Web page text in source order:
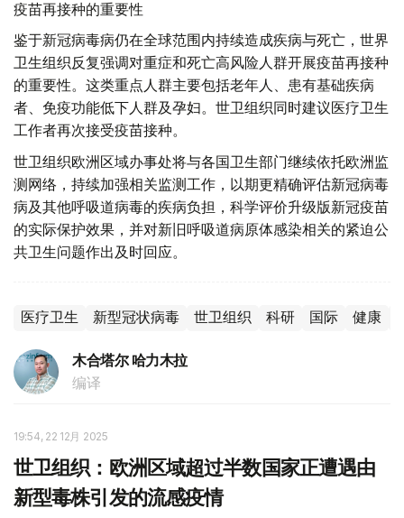
疫苗再接种的重要性
鉴于新冠病毒病仍在全球范围内持续造成疾病与死亡，世界
卫生组织反复强调对重症和死亡高风险人群开展疫苗再接种
的重要性。这类重点人群主要包括老年人、患有基础疾病
者、免疫功能低下人群及孕妇。世卫组织同时建议医疗卫生
工作者再次接受疫苗接种。
世卫组织欧洲区域办事处将与各国卫生部门继续依托欧洲监
测网络，持续加强相关监测工作，以期更精确评估新冠病毒
病及其他呼吸道病毒的疾病负担，科学评价升级版新冠疫苗
的实际保护效果，并对新旧呼吸道病原体感染相关的紧迫公
共卫生问题作出及时回应。
医疗卫生 新型冠状病毒 世卫组织 科研 国际 健康
木合塔尔 哈力木拉
编译
19:54, 22 12月 2025
世卫组织：欧洲区域超过半数国家正遭遇由
新型毒株引发的流感疫情